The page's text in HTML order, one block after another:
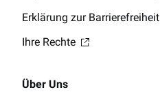
Erklärung zur Barrierefreiheit
Ihre Rechte
Über Uns